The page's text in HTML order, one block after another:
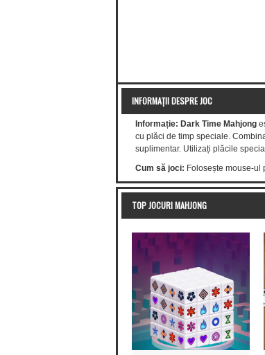
INFORMAȚII DESPRE JOC
Informație: Dark Time Mahjong
cu plăci de timp speciale.
suplimentar. Utilizați plăcile
Cum să joci: Folosește mouse-ul
TOP JOCURI MAHJONG